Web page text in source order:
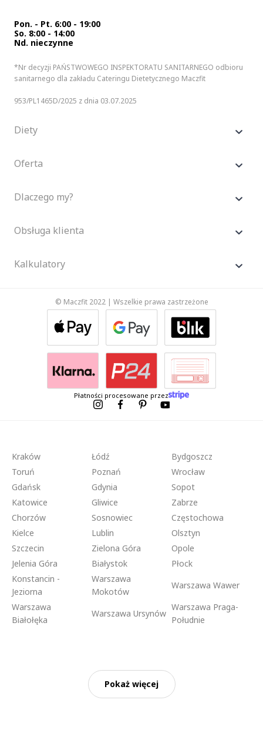
Pon. - Pt. 6:00 - 19:00
So. 8:00 - 14:00
Nd. nieczynne
*Nr decyzji PAŃSTWOWEGO INSPEKTORATU SANITARNEGO odbioru
sanitarnego dla zakładu Cateringu Dietetycznego Maczfit
953/PL1465D/2025 z dnia 03.07.2025
Diety
Oferta
Dlaczego my?
Obsługa klienta
Kalkulatory
© Maczfit 2022 | Wszelkie prawa zastrzeżone
Płatności procesowane przez
Kraków Łódź
Bydgoszcz
Toruń
Poznań
Wrocław
Gdańsk
Gdynia
Sopot
Katowice
Gliwice
Zabrze
Chorzów
Sosnowiec
Częstochowa
Kielce
Lublin
Olsztyn
Szczecin
Zielona Góra
Opole
Jelenia Góra
Białystok
Płock
Konstancin -
Jeziorna
Warszawa
Mokotów
Warszawa Wawer
Warszawa
Białołęka
Warszawa Ursynów
Warszawa Praga-
Południe
Pokaż więcej